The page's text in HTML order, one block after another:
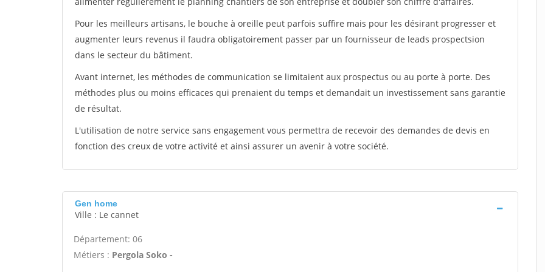
Pour les meilleurs artisans, le bouche à oreille peut parfois suffire mais pour les désirant progresser et
augmenter leurs revenus il faudra obligatoirement passer par un fournisseur de leads prospectsion
dans le secteur du bâtiment.
Avant internet, les méthodes de communication se limitaient aux prospectus ou au porte à porte. Des
méthodes plus ou moins efficaces qui prenaient du temps et demandait un investissement sans garantie
de résultat.
L'utilisation de notre service sans engagement vous permettra de recevoir des demandes de devis en
fonction des creux de votre activité et ainsi assurer un avenir à votre société.
Gen home
Ville : Le cannet
Département: 06
Métiers : Pergola Soko -